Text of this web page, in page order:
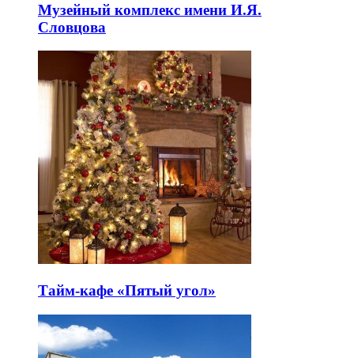
Музейный комплекс имени И.Я.
Словцова
Тайм-кафе «Пятый угол»